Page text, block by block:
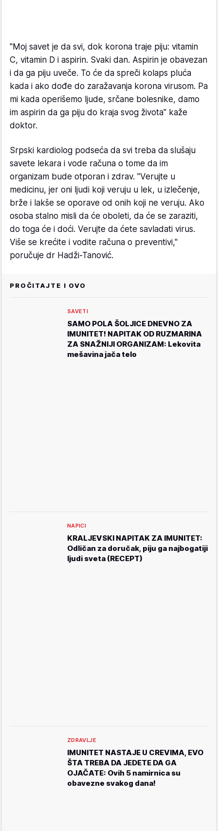
"Moj savet je da svi, dok korona traje piju: vitamin
C, vitamin D i aspirin. Svaki dan. Aspirin je obavezan
i da ga piju uveče. To će da spreči kolaps pluća
kada i ako dođe do zaražavanja korona virusom. Pa
mi kada operišemo ljude, srčane bolesnike, damo
im aspirin da ga piju do kraja svog života" kaže
doktor.
Srpski kardiolog podseća da svi treba da slušaju
savete lekara i vode računa o tome da im
organizam bude otporan i zdrav. "Verujte u
medicinu, jer oni ljudi koji veruju u lek, u izlečenje,
brže i lakše se oporave od onih koji ne veruju. Ako
osoba stalno misli da će oboleti, da će se zaraziti,
do toga će i doći. Verujte da ćete savladati virus.
Više se krećite i vodite računa o preventivi,"
poručuje dr Hadži-Tanović.
PROČITAJTE I OVO
SAVETI
SAMO POLA ŠOLJICE DNEVNO ZA
IMUNITET! NAPITAK OD RUZMARINA
ZA SNAŽNIJI ORGANIZAM: Lekovita
mešavina jača telo
NAPICI
KRALJEVSKI NAPITAK ZA IMUNITET:
Odličan za doručak, piju ga najbogatiji
ljudi sveta (RECEPT)
ZDRAVLJE
IMUNITET NASTAJE U CREVIMA, EVO
ŠTA TREBA DA JEDETE DA GA
OJAČATE: Ovih 5 namirnica su
obavezne svakog dana!